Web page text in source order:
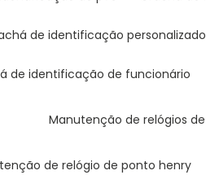
de identificação personalizado
de identificação de funcionário
manutenção de relógios
de relógio de ponto henry